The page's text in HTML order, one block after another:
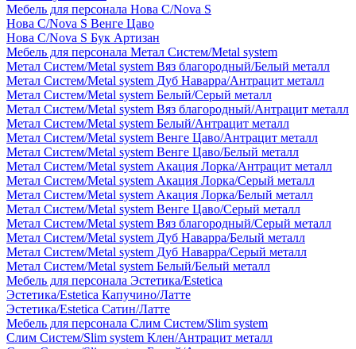
Мебель для персонала Нова С/Nova S
Нова С/Nova S Венге Цаво
Нова С/Nova S Бук Артизан
Мебель для персонала Метал Систем/Metal system
Метал Систем/Metal system Вяз благородный/Белый металл
Метал Систем/Metal system Дуб Наварра/Антрацит металл
Метал Систем/Metal system Белый/Серый металл
Метал Систем/Metal system Вяз благородный/Антрацит металл
Метал Систем/Metal system Белый/Антрацит металл
Метал Систем/Metal system Венге Цаво/Антрацит металл
Метал Систем/Metal system Венге Цаво/Белый металл
Метал Систем/Metal system Акация Лорка/Антрацит металл
Метал Систем/Metal system Акация Лорка/Серый металл
Метал Систем/Metal system Акация Лорка/Белый металл
Метал Систем/Metal system Венге Цаво/Серый металл
Метал Систем/Metal system Вяз благородный/Серый металл
Метал Систем/Metal system Дуб Наварра/Белый металл
Метал Систем/Metal system Дуб Наварра/Серый металл
Метал Систем/Metal system Белый/Белый металл
Мебель для персонала Эстетика/Estetica
Эстетика/Estetica Капучино/Латте
Эстетика/Estetica Сатин/Латте
Мебель для персонала Слим Систем/Slim system
Слим Систем/Slim system Клен/Антрацит металл